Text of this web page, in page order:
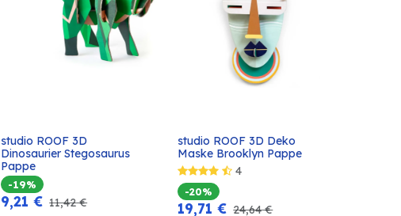
In den
Warenkorb
studio ROOF 3D
Dinosaurier Stegosaurus
Pappe
-19%
9,21 € 11,42€
In den
Warenkorb
studio ROOF 3D Deko
Maske Brooklyn Pappe
4
-20%
19,71 € 24,64€